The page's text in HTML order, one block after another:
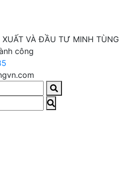
VÀ ĐẦU TƯ MINH TÙNG
công